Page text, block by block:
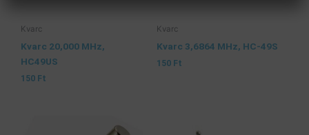
Kvarc
Kvarc 20,000 MHz,
HC49US
150 Ft
Kvarc
Kvarc 3,6864 MHz, HC-49S
150 Ft